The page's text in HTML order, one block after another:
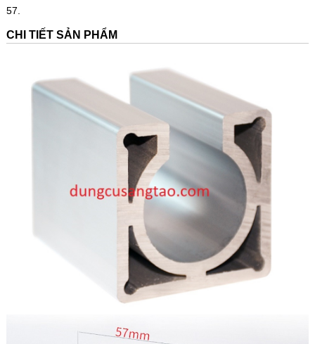
57.
CHI TIẾT SẢN PHẨM